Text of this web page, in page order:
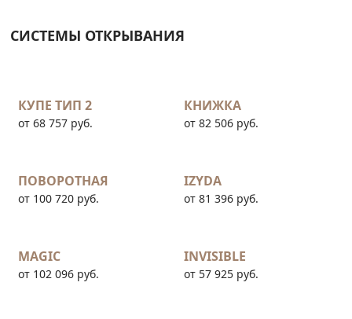
СИСТЕМЫ ОТКРЫВАНИЯ
КУПЕ ТИП 2
от 68 757 руб.
КНИЖКА
от 82 506 руб.
ПОВОРОТНАЯ
от 100 720 руб.
IZYDA
от 81 396 руб.
MAGIC
от 102 096 руб.
INVISIBLE
от 57 925 руб.